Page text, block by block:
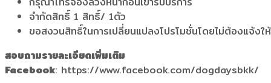
จำกัดสิทธิ์ 1 สิทธิ์/ 1ตัว
ขอสงวนสิทธิ์ในการเปลี่ยนแปลงโปรโมชั่นโดยไม่ต้องแจ้งใ
สอบถามรายละเอียดเพิ่มเติม
Facebook: https://www.facebook.com/dogdaysbkk/